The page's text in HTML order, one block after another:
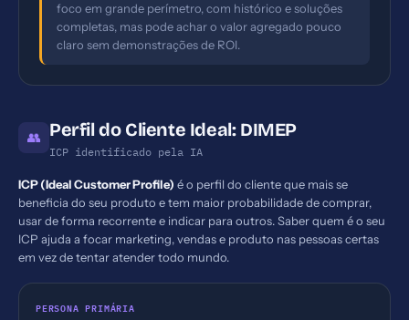
foco em grande perímetro, com histórico e soluções
completas, mas pode achar o valor agregado pouco
claro sem demonstrações de ROI.
👥 Perfil do Cliente Ideal: DIMEP
ICP identificado pela IA
ICP (Ideal Customer Profile) é o perfil do cliente que mais se
beneficia do seu produto e tem maior probabilidade de comprar,
usar de forma recorrente e indicar para outros. Saber quem é o seu
ICP ajuda a focar marketing, vendas e produto nas pessoas certas
em vez de tentar atender todo mundo.
PERSONA PRIMÁRIA